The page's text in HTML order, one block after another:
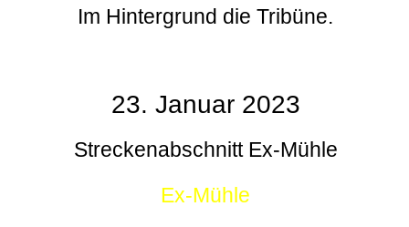
Im Hintergrund die Tribüne.
23. Januar 2023
Streckenabschnitt Ex-Mühle
Ex-Mühle